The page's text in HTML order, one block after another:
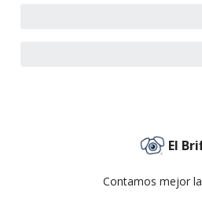
El
Contamos mejor